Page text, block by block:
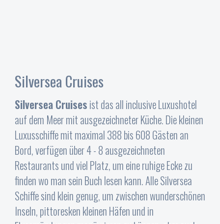
Silversea Cruises
Silversea Cruisesist das all inclusive Luxushotel
auf dem Meer mit ausgezeichneter Küche. Die kleinen
Luxusschiffe mit maximal 388 bis 608 Gästen an
Bord, verfügen über 4 - 8 ausgezeichneten
Restaurants und viel Platz, um eine ruhige Ecke zu
finden wo man sein Buch lesen kann. Alle Silversea
Schiffe sind klein genug, um zwischen wunderschönen
Inseln, pittoresken kleinen Häfen und in